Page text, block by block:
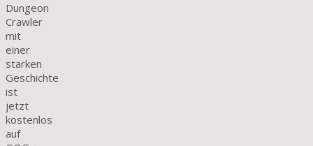
Dungeon
Crawler
mit
einer
starken
Geschichte
ist
jetzt
kostenlos
auf